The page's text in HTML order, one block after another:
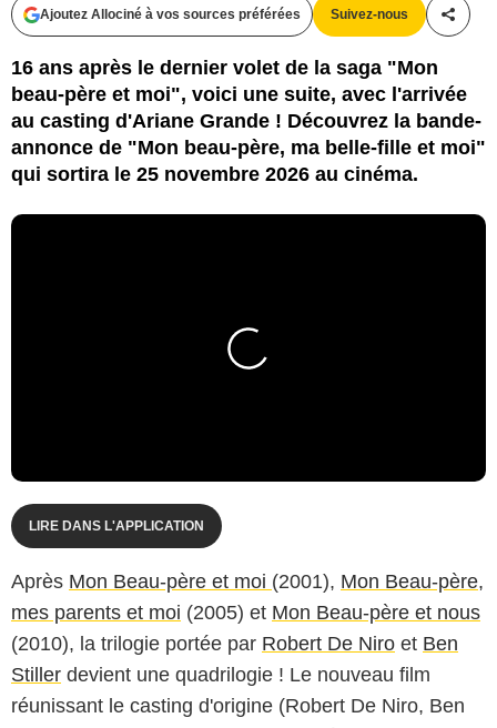
Ajoutez Allociné à vos sources préférées Suivez-nous
16 ans après le dernier volet de la saga "Mon
beau-père et moi", voici une suite, avec l'arrivée
au casting d'Ariane Grande ! Découvrez la bande-
annonce de "Mon beau-père, ma belle-fille et moi"
qui sortira le 25 novembre 2026 au cinéma.
LIRE DANS L'APPLICATION
Après Mon Beau-père et moi (2001), Mon Beau-père,
mes parents et moi (2005) et Mon Beau-père et nous
(2010), la trilogie portée par Robert De Niro et Ben
Stiller devient une quadrilogie ! Le nouveau film
réunissant le casting d'origine (Robert De Niro, Ben